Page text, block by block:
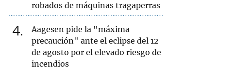
robados de máquinas tragaperras
4
Aagesen pide la "máxima
precaución" ante el eclipse del 12
de agosto por el elevado riesgo de
incendios